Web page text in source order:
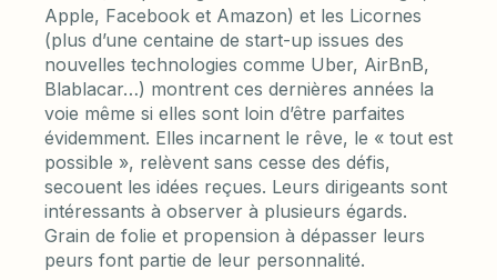
Apple, Facebook et Amazon) et les Licornes
(plus d’une centaine de start-up issues des
nouvelles technologies comme Uber, AirBnB,
Blablacar…) montrent ces dernières années la
voie même si elles sont loin d’être parfaites
évidemment. Elles incarnent le rêve, le « tout est
possible », relèvent sans cesse des défis,
secouent les idées reçues. Leurs dirigeants sont
intéressants à observer à plusieurs égards.
Grain de folie et propension à dépasser leurs
peurs font partie de leur personnalité.